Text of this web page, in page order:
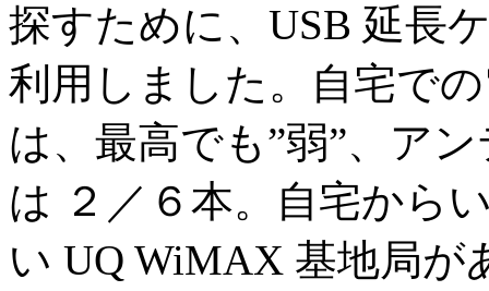
探すために、USB 延長
利用しました。自宅で
は、最高でも”弱”、ア
は ２／６本。自宅から
い UQ WiMAX 基地局が